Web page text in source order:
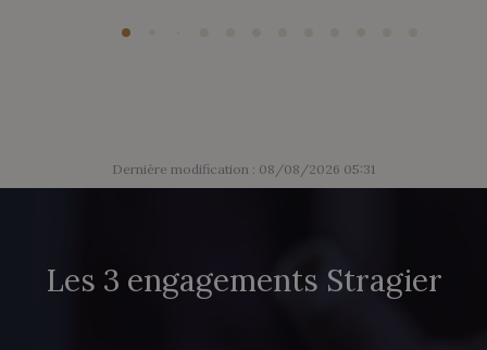
Dernière modification : 08/08/2026 05:31
Les 3 engagements Stragier